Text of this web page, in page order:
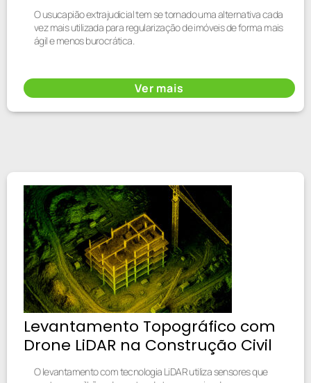
O usucapião extrajudicial tem se tornado uma alternativa cada
vez mais utilizada para regularização de imóveis de forma mais
ágil e menos burocrática.
Ver mais
Levantamento Topográfico com
Drone LiDAR na Construção Civil
O levantamento com tecnologia LiDAR utiliza sensores que